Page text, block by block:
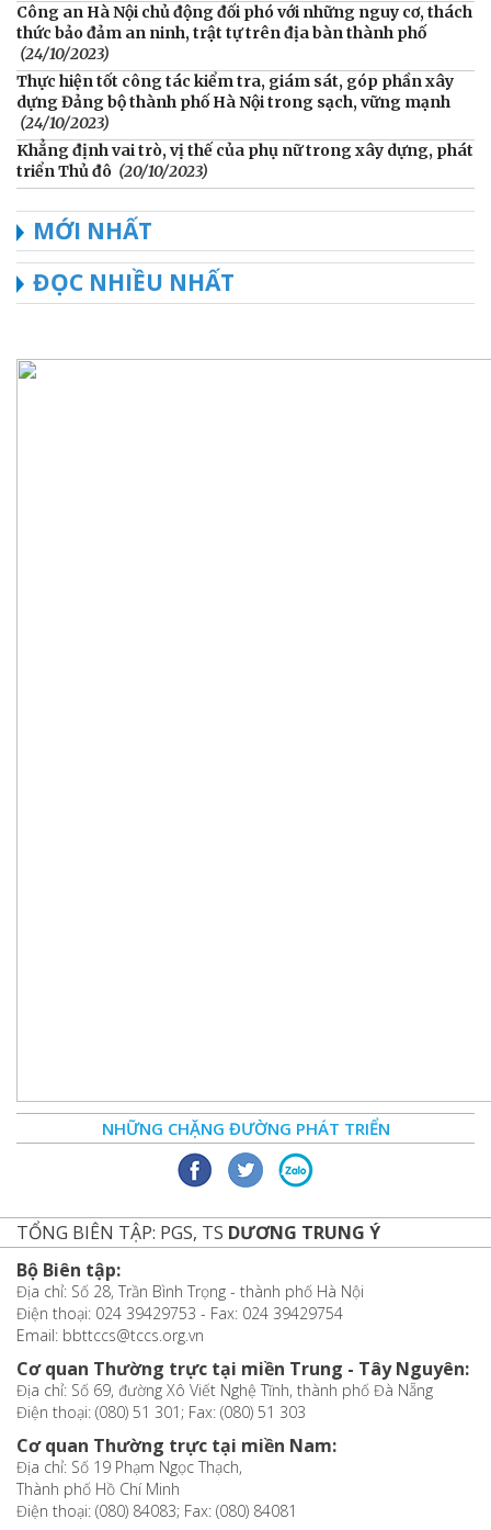
Công an Hà Nội chủ động đối phó với những nguy cơ, thách
thức bảo đảm an ninh, trật tự trên địa bàn thành phố
(24/10/2023)
Thực hiện tốt công tác kiểm tra, giám sát, góp phần xây
dựng Đảng bộ thành phố Hà Nội trong sạch, vững mạnh
(24/10/2023)
Khẳng định vai trò, vị thế của phụ nữ trong xây dựng, phát
triển Thủ đô (20/10/2023)
MỚI NHẤT
ĐỌC NHIỀU NHẤT
NHỮNG CHẶNG ĐƯỜNG PHÁT TRIỂN
TỔNG BIÊN TẬP: PGS, TS DƯƠNG TRUNG Ý
Bộ Biên tập:
Địa chỉ: Số 28, Trần Bình Trọng - thành phố Hà Nội
Điện thoại: 024 39429753 - Fax: 024 39429754
Email: bbttccs@tccs.org.vn
Cơ quan Thường trực tại miền Trung - Tây Nguyên:
Địa chỉ: Số 69, đường Xô Viết Nghệ Tĩnh, thành phố Đà Nẵng
Điện thoại: (080) 51 301; Fax: (080) 51 303
Cơ quan Thường trực tại miền Nam:
Địa chỉ: Số 19 Phạm Ngọc Thạch,
Thành phố Hồ Chí Minh
Điện thoại: (080) 84083; Fax: (080) 84081